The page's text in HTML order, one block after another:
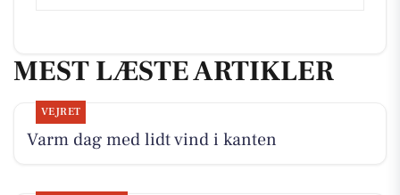
MEST LÆSTE ARTIKLER
VEJRET
Varm dag med lidt vind i kanten